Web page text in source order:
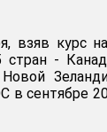
взяв курс
стран -
в сентябре